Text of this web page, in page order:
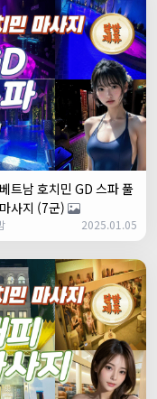
베트남 호치민 GD 스파 풀
사지 (7군)
2025.01.05